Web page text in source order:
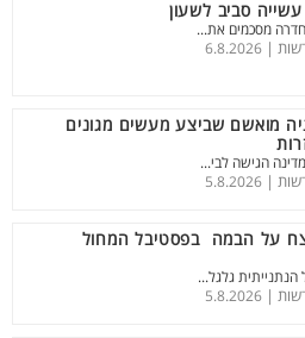
סביב לשעון
מסכמים את...
|
6.8.2026
מואשם שביצע מעשים מגונים
הגישה לבי...
|
5.8.2026
על הבמה בפסטיבל המחול
גלגל...
|
5.8.2026